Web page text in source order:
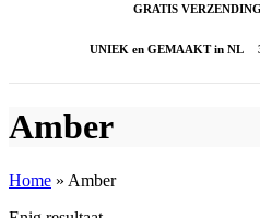
GRATIS
UNIEK en GEMAAKT in NL
Amber
Home » Amber